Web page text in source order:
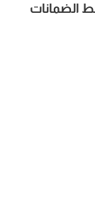
الضمانات